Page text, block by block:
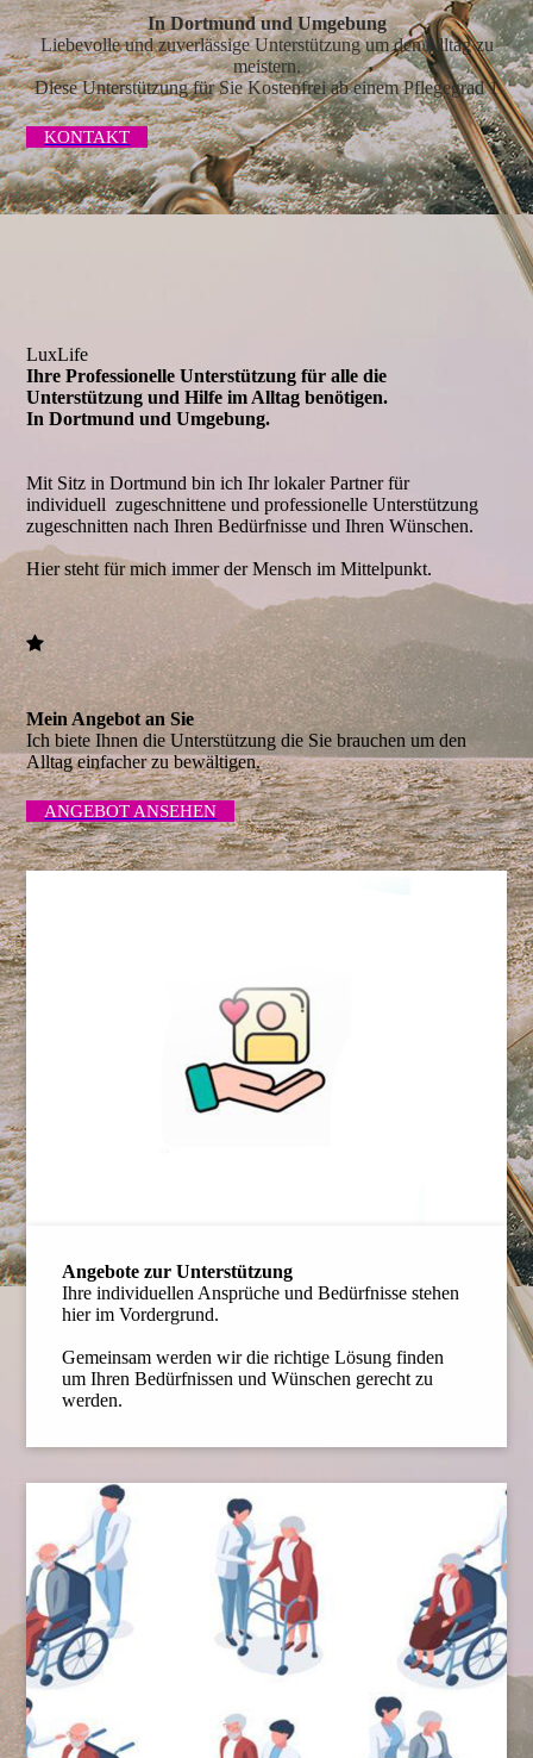
In Dortmund und Umgebung
Liebevolle und zuverlässige Unterstützung um den Alltag zu
meistern.
Diese Unterstützung für Sie Kostenfrei ab einem Pflegegrad 1
KONTAKT
LuxLife
Ihre Professionelle Unterstützung für alle die
Unterstützung und Hilfe im Alltag benötigen.
In Dortmund und Umgebung.
Mit Sitz in Dortmund bin ich Ihr lokaler Partner für
individuell zugeschnittene und professionelle Unterstützung
zugeschnitten nach Ihren Bedürfnisse und Ihren Wünschen.
Hier steht für mich immer der Mensch im Mittelpunkt.
Mein Angebot an Sie
Ich biete Ihnen die Unterstützung die Sie brauchen um den
Alltag einfacher zu bewältigen.
ANGEBOT ANSEHEN
Angebote zur Unterstützung
Ihre individuellen Ansprüche und Bedürfnisse stehen
hier im Vordergrund.
Gemeinsam werden wir die richtige Lösung finden
um Ihren Bedürfnissen und Wünschen gerecht zu
werden.